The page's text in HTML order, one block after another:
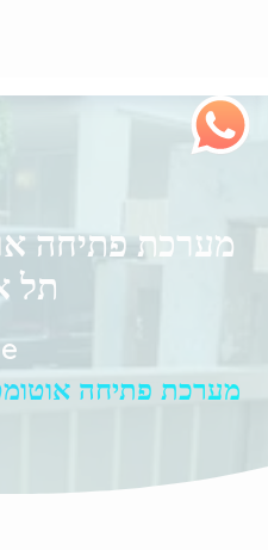
מערכת פתיחה
תל
מערכת פתיחה